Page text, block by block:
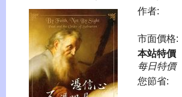
作者:
市面價格:
本站特價
每日特價
您節省: